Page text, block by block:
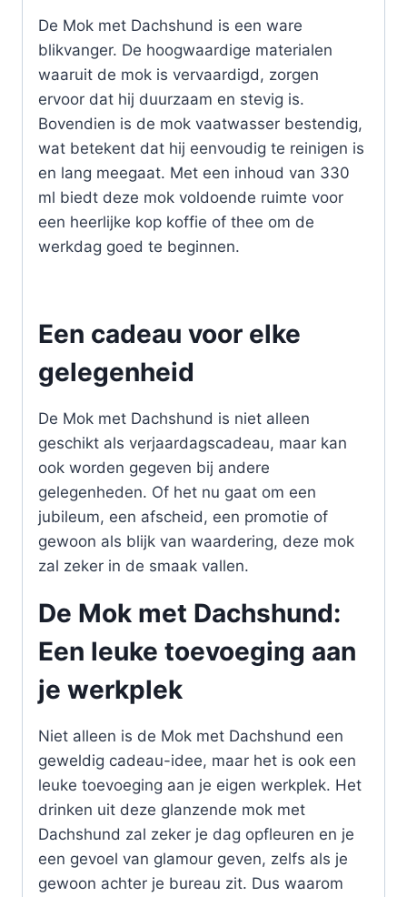
De Mok met Dachshund is een ware
blikvanger. De hoogwaardige materialen
waaruit de mok is vervaardigd, zorgen
ervoor dat hij duurzaam en stevig is.
Bovendien is de mok vaatwasser bestendig,
wat betekent dat hij eenvoudig te reinigen is
en lang meegaat. Met een inhoud van 330
ml biedt deze mok voldoende ruimte voor
een heerlijke kop koffie of thee om de
werkdag goed te beginnen.
Een cadeau voor elke
gelegenheid
De Mok met Dachshund is niet alleen
geschikt als verjaardagscadeau, maar kan
ook worden gegeven bij andere
gelegenheden. Of het nu gaat om een
jubileum, een afscheid, een promotie of
gewoon als blijk van waardering, deze mok
zal zeker in de smaak vallen.
De Mok met Dachshund:
Een leuke toevoeging aan
je werkplek
Niet alleen is de Mok met Dachshund een
geweldig cadeau-idee, maar het is ook een
leuke toevoeging aan je eigen werkplek. Het
drinken uit deze glanzende mok met
Dachshund zal zeker je dag opfleuren en je
een gevoel van glamour geven, zelfs als je
gewoon achter je bureau zit. Dus waarom